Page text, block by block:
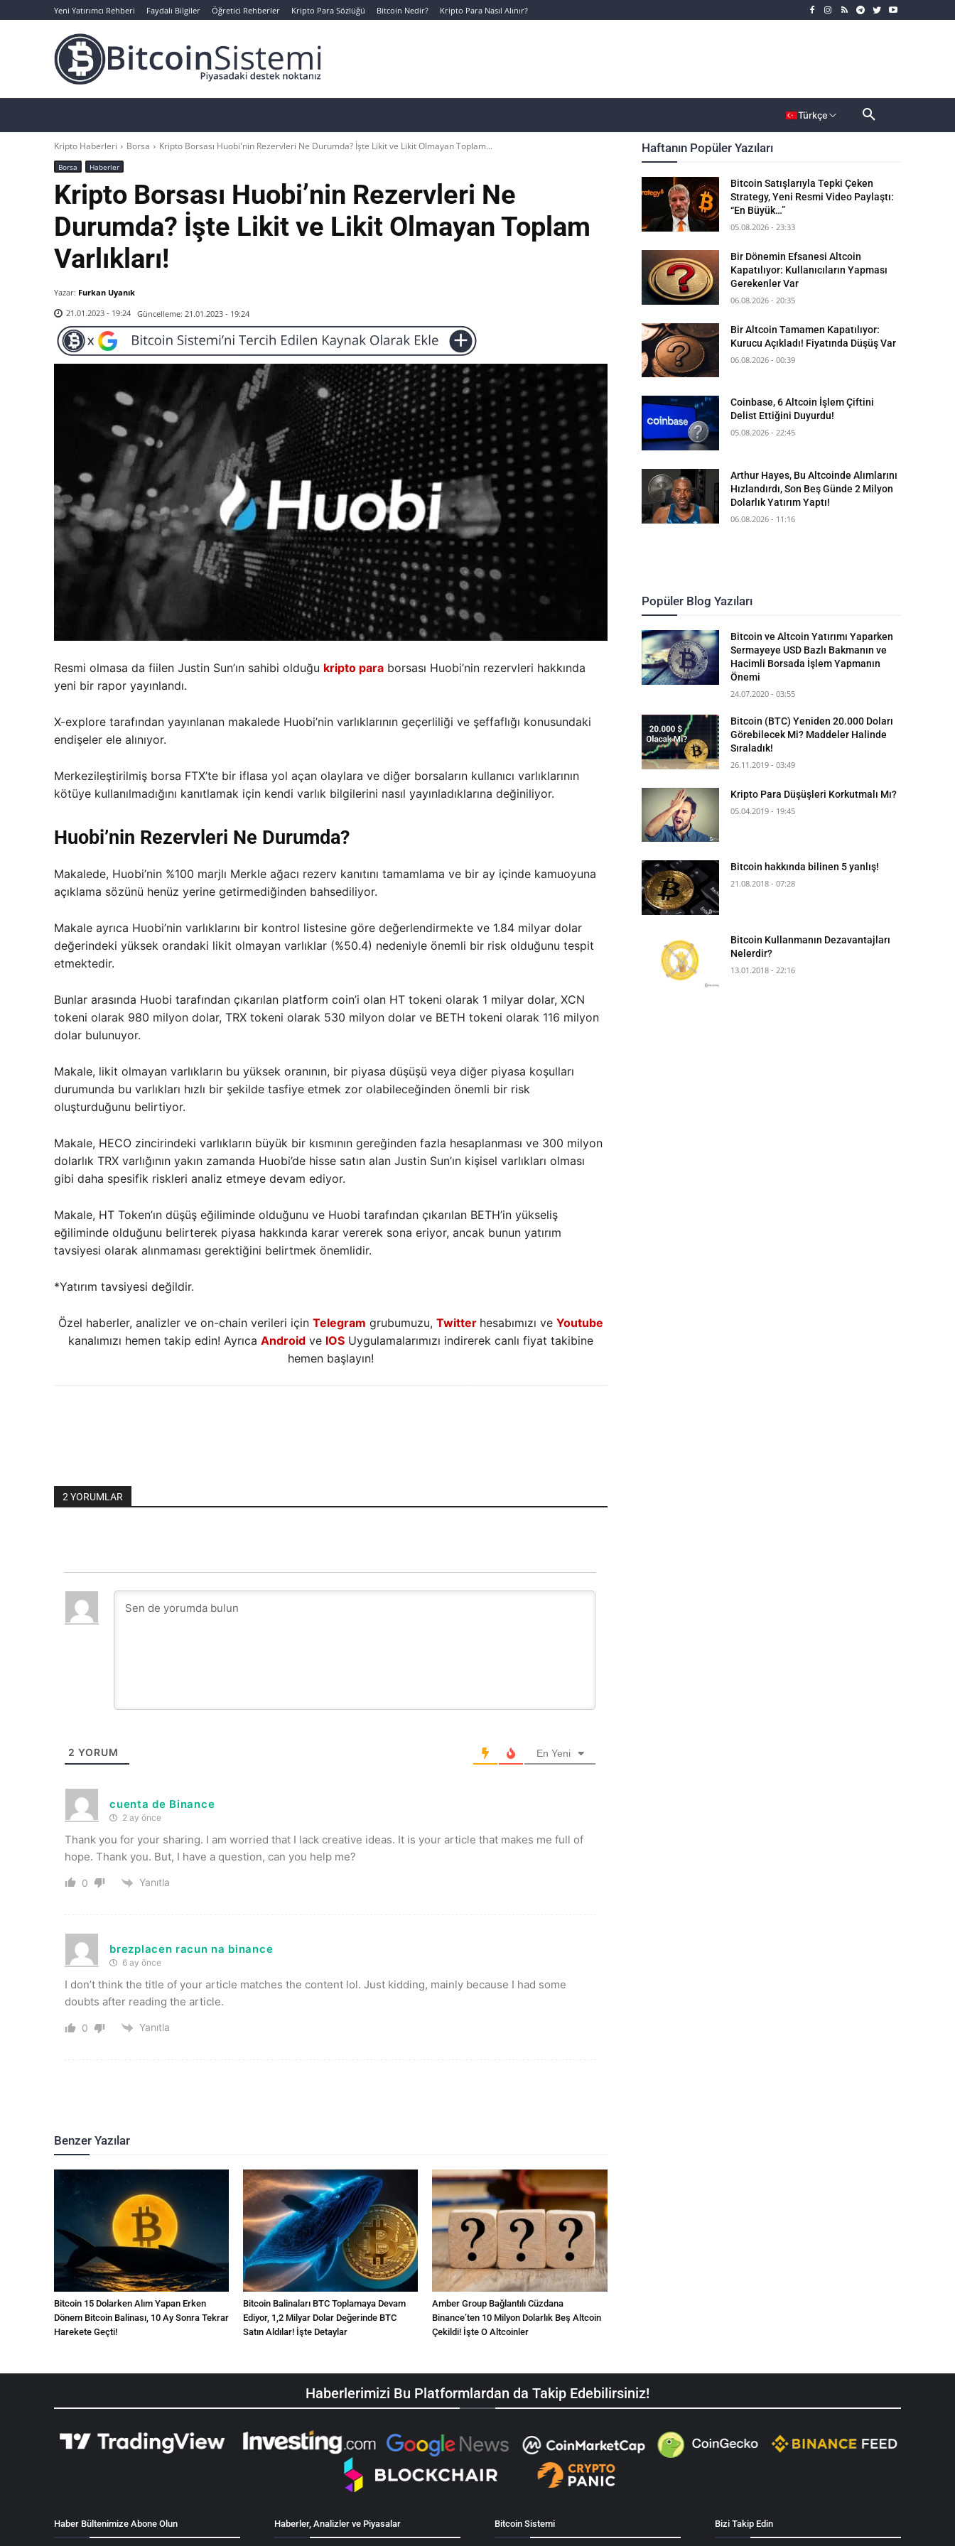
Yeni Yatırımcı Rehberi Faydalı Bilgiler Öğretici Rehberler Kripto Para Sözlüğü Bitcoin Nedir? Kripto Para Nasıl Alınır?
Türkçe
Kripto Haberleri Borsa Kripto Borsası Huobi'nin Rezervleri Ne Durumda? İşte Likit ve Likit Olmayan Toplam...
Borsa Haberler
Kripto Borsası Huobi’nin Rezervleri Ne
Durumda? İşte Likit ve Likit Olmayan Toplam
Varlıkları!
Yazar: Furkan Uyanık
21.01.2023 - 19:24 Güncelleme: 21.01.2023 - 19:24
Resmi olmasa da fiilen Justin Sun’ın sahibi olduğu kripto para borsası Huobi’nin rezervleri hakkında
yeni bir rapor yayınlandı.
X-explore tarafından yayınlanan makalede Huobi’nin varlıklarının geçerliliği ve şeffaflığı konusundaki
endişeler ele alınıyor.
Merkezileştirilmiş borsa FTX’te bir iflasa yol açan olaylara ve diğer borsaların kullanıcı varlıklarının
kötüye kullanılmadığını kanıtlamak için kendi varlık bilgilerini nasıl yayınladıklarına değiniliyor.
Huobi’nin Rezervleri Ne Durumda?
Makalede, Huobi’nin %100 marjlı Merkle ağacı rezerv kanıtını tamamlama ve bir ay içinde kamuoyuna
açıklama sözünü henüz yerine getirmediğinden bahsediliyor.
Makale ayrıca Huobi’nin varlıklarını bir kontrol listesine göre değerlendirmekte ve 1.84 milyar dolar
değerindeki yüksek orandaki likit olmayan varlıklar (%50.4) nedeniyle önemli bir risk olduğunu tespit
etmektedir.
Bunlar arasında Huobi tarafından çıkarılan platform coin’i olan HT tokeni olarak 1 milyar dolar, XCN
tokeni olarak 980 milyon dolar, TRX tokeni olarak 530 milyon dolar ve BETH tokeni olarak 116 milyon
dolar bulunuyor.
Makale, likit olmayan varlıkların bu yüksek oranının, bir piyasa düşüşü veya diğer piyasa koşulları
durumunda bu varlıkları hızlı bir şekilde tasfiye etmek zor olabileceğinden önemli bir risk
oluşturduğunu belirtiyor.
Makale, HECO zincirindeki varlıkların büyük bir kısmının gereğinden fazla hesaplanması ve 300 milyon
dolarlık TRX varlığının yakın zamanda Huobi’de hisse satın alan Justin Sun’ın kişisel varlıkları olması
gibi daha spesifik riskleri analiz etmeye devam ediyor.
Makale, HT Token’ın düşüş eğiliminde olduğunu ve Huobi tarafından çıkarılan BETH’in yükseliş
eğiliminde olduğunu belirterek piyasa hakkında karar vererek sona eriyor, ancak bunun yatırım
tavsiyesi olarak alınmaması gerektiğini belirtmek önemlidir.
*Yatırım tavsiyesi değildir.
Özel haberler, analizler ve on-chain verileri için Telegram grubumuzu, Twitter hesabımızı ve Youtube
kanalımızı hemen takip edin! Ayrıca Androidve IOSUygulamalarımızı indirerek canlı fiyat takibine
hemen başlayın!
2 YORUMLAR
2 YORUM En Yeni
cuenta de Binance
2 ay önce
Thank you for your sharing. I am worried that I lack creative ideas. It is your article that makes me full of
hope. Thank you. But, I have a question, can you help me?
0 Yanıtla
brezplacen racun na binance
6 ay önce
I don’t think the title of your article matches the content lol. Just kidding, mainly because I had some
doubts after reading the article.
0 Yanıtla
Benzer Yazılar
Bitcoin 15 Dolarken Alım Yapan Erken
Dönem Bitcoin Balinası, 10 Ay Sonra Tekrar
Harekete Geçti!
Bitcoin Balinaları BTC Toplamaya Devam
Ediyor, 1,2 Milyar Dolar Değerinde BTC
Satın Aldılar! İşte Detaylar
Amber Group Bağlantılı Cüzdana
Binance’ten 10 Milyon Dolarlık Beş Altcoin
Çekildi! İşte O Altcoinler
Haftanın Popüler Yazıları
Bitcoin Satışlarıyla Tepki Çeken
Strategy, Yeni Resmi Video Paylaştı:
“En Büyük…”
05.08.2026 - 23:33
Bir Dönemin Efsanesi Altcoin
Kapatılıyor: Kullanıcıların Yapması
Gerekenler Var
06.08.2026 - 20:35
Bir Altcoin Tamamen Kapatılıyor:
Kurucu Açıkladı! Fiyatında Düşüş Var
06.08.2026 - 00:39
Coinbase, 6 Altcoin İşlem Çiftini
Delist Ettiğini Duyurdu!
05.08.2026 - 22:45
Arthur Hayes, Bu Altcoinde Alımlarını
Hızlandırdı, Son Beş Günde 2 Milyon
Dolarlık Yatırım Yaptı!
06.08.2026 - 11:16
Popüler Blog Yazıları
Bitcoin ve Altcoin Yatırımı Yaparken
Sermayeye USD Bazlı Bakmanın ve
Hacimli Borsada İşlem Yapmanın
Önemi
24.07.2020 - 03:55
Bitcoin (BTC) Yeniden 20.000 Doları
Görebilecek Mi? Maddeler Halinde
Sıraladık!
26.11.2019 - 03:49
Kripto Para Düşüşleri Korkutmalı Mı?
05.04.2019 - 19:45
Bitcoin hakkında bilinen 5 yanlış!
21.08.2018 - 07:28
Bitcoin Kullanmanın Dezavantajları
Nelerdir?
13.01.2018 - 22:16
Haberlerimizi Bu Platformlardan da Takip Edebilirsiniz!
Haber Bültenimize Abone Olun Haberler, Analizler ve Piyasalar Bitcoin Sistemi Bizi Takip Edin